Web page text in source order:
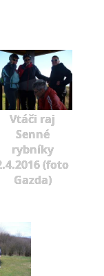
Vtáči raj
Senné
rybníky
(foto
Gazda)